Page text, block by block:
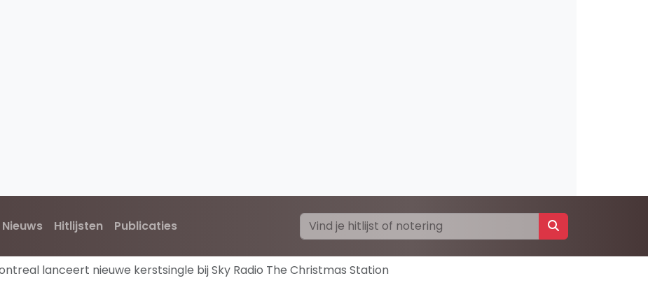
Nieuws Hitlijsten Publicaties
lanceert nieuwe kerstsingle bij Sky Radio The Christmas Station